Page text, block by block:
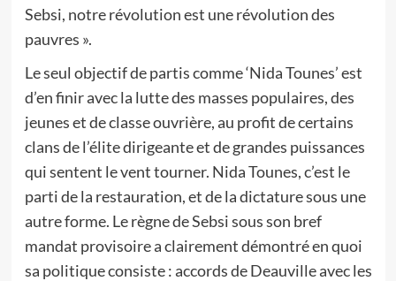
Sebsi, notre révolution est une révolution des
pauvres ».
Le seul objectif de partis comme ‘Nida Tounes’ est
d’en finir avec la lutte des masses populaires, des
jeunes et de classe ouvrière, au profit de certains
clans de l’élite dirigeante et de grandes puissances
qui sentent le vent tourner. Nida Tounes, c’est le
parti de la restauration, et de la dictature sous une
autre forme. Le règne de Sebsi sous son bref
mandat provisoire a clairement démontré en quoi
sa politique consiste : accords de Deauville avec les